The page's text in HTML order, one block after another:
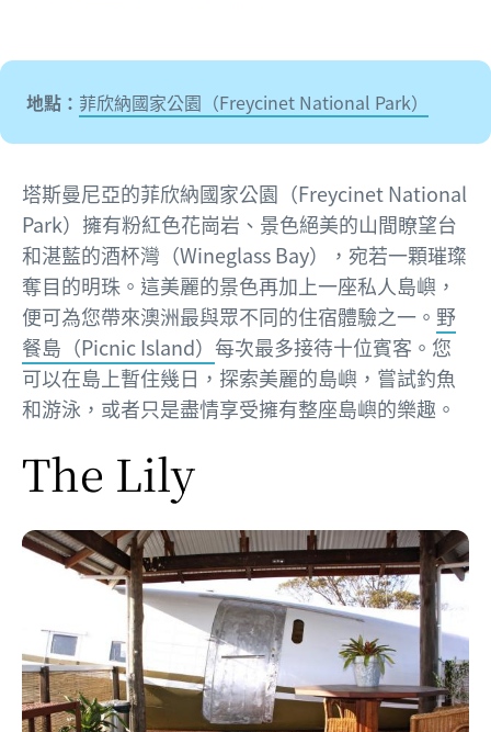
地點： 菲欣納國家公園（Freycinet National Park）
塔斯曼尼亞的菲欣納國家公園（Freycinet National
Park）擁有粉紅色花崗岩、景色絕美的山間瞭望台
和湛藍的酒杯灣（Wineglass Bay），宛若一顆璀璨
奪目的明珠。這美麗的景色再加上一座私人島嶼，
便可為您帶來澳洲最與眾不同的住宿體驗之一。 野
餐島（Picnic Island） 每次最多接待十位賓客。您
可以在島上暫住幾日，探索美麗的島嶼，嘗試釣魚
和游泳，或者只是盡情享受擁有整座島嶼的樂趣。
The Lily